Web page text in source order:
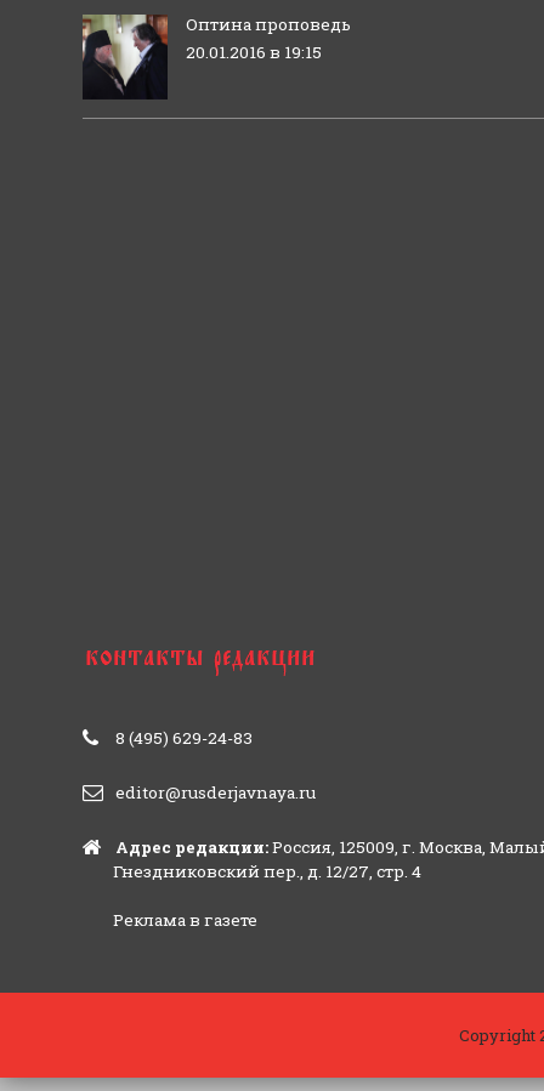
Оптина проповедь
20.01.2016 в 19:15
8 (495) 629-24-83
editor@rusderjavnaya.ru
Адрес редакции:Россия, 125009, г. Москва,
Гнездниковский пер., д. 12/27, стр. 4
Реклама в газете
Copyright